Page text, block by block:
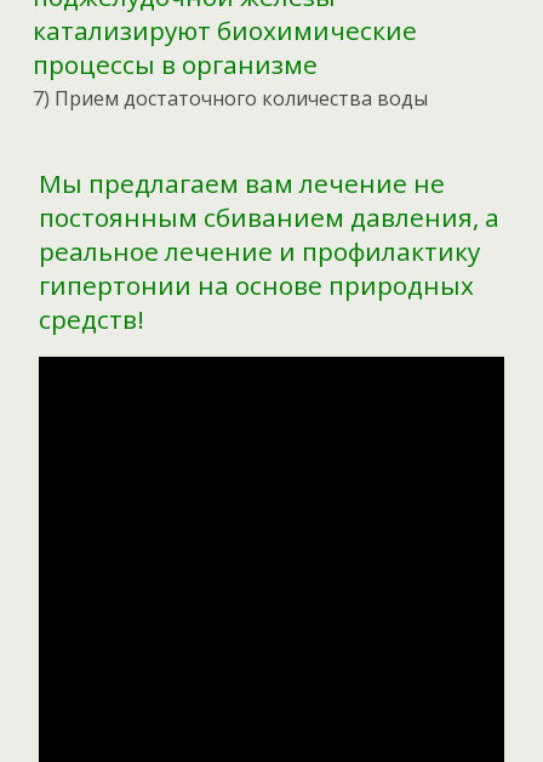
катализируют биохимические
процессы в организме
7) Прием достаточного количества воды
Мы предлагаем вам лечение не
постоянным сбиванием давления, а
реальное лечение и профилактику
гипертонии на основе природных
средств!